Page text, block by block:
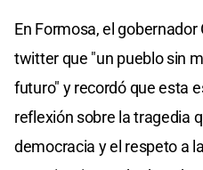
En Formosa, el
twitter que "un pueblo sin
futuro" y recordó que esta
reflexión sobre la tragedia
democracia y el respeto a